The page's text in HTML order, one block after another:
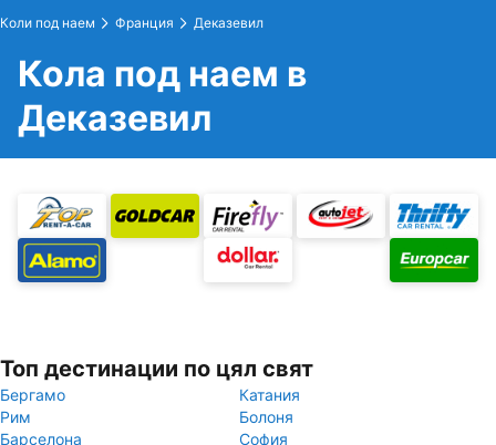
Коли под наем Франция Деказевил
Кола под наем в
Деказевил
Топ дестинации по цял свят
Бергамо
Катания
Рим
Болоня
Барселона
София